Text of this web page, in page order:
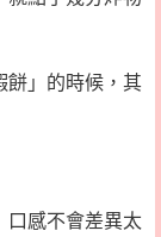
餅」的時候，其
口感不會差異太